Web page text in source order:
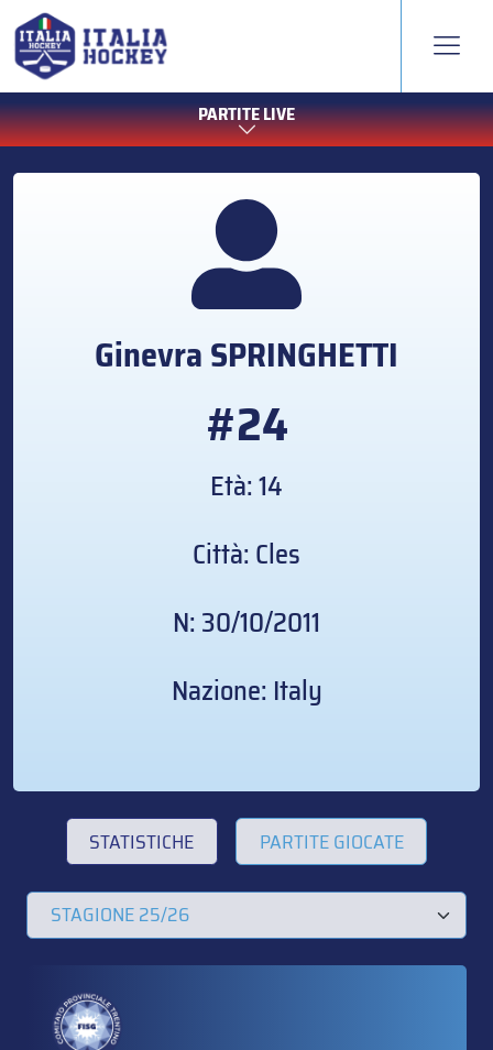
PARTITE LIVE
GinevraSPRINGHETTI
#24
Età: 14
Città: Cles
N: 30/10/2011
Nazione: Italy
STATISTICHE PARTITE GIOCATE